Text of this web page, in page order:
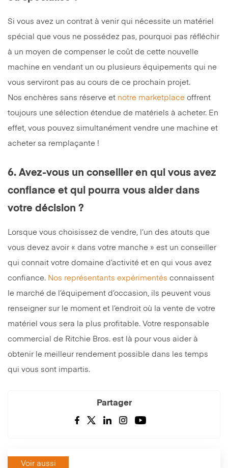
Si vous avez un contrat à venir qui nécessite un matériel
spécial que vous ne possédez pas, pourquoi pas réfléchir
à un moyen de compenser le coût de cette nouvelle
machine en vendant un ou plusieurs équipements qui ne
vous serviront pas au cours de ce prochain projet.
Nos enchères sans réserve et notre marketplace offrent
toujours une sélection étendue de matériels à acheter. En
effet, vous pouvez simultanément vendre une machine et
acheter sa remplaçante !
6. Avez-vous un conseiller en qui vous avez
confiance et qui pourra vous aider dans
votre décision ?
Lorsque vous choisissez de vendre, l’un des atouts que
vous devez avoir « dans votre manche » est un conseiller
qui connait votre domaine d’activité et en qui vous avez
confiance. Nos représentants expérimentés connaissent
le marché de l’équipement d’occasion, ils peuvent vous
renseigner sur le moment et l’endroit où la vente de votre
matériel vous sera la plus profitable. Votre responsable
commercial de Ritchie Bros. est là pour vous aider à
obtenir le meilleur rendement possible dans les temps
qui vous sont impartis.
Partager
Voir aussi